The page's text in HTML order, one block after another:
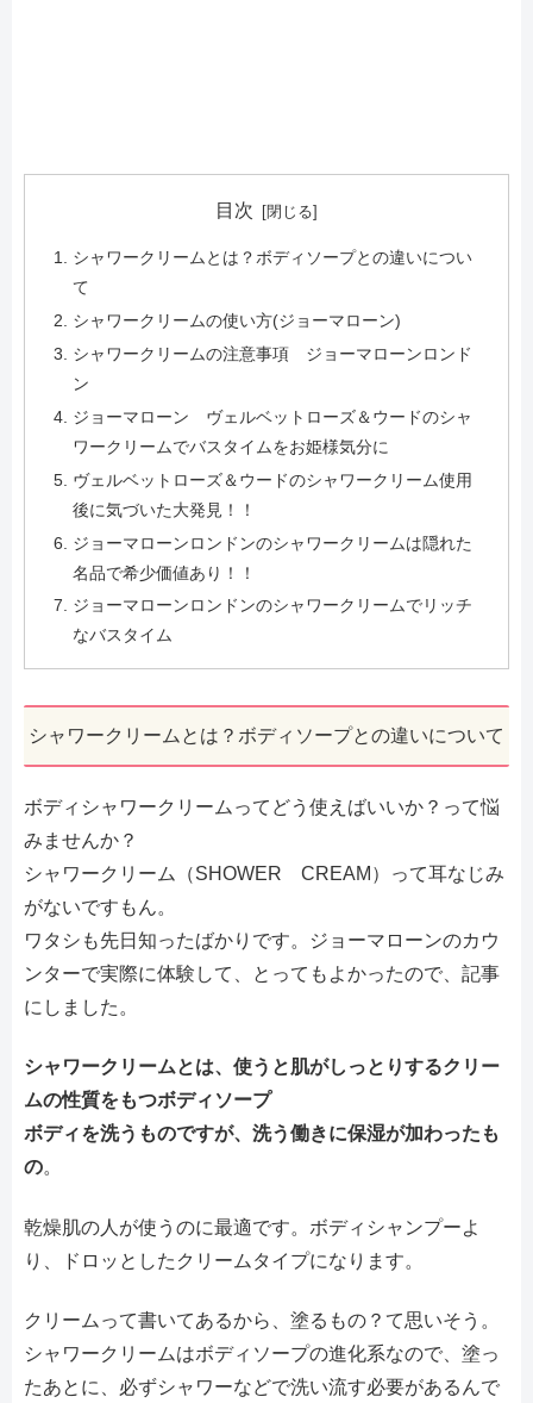
目次
シャワークリームとは？ボディソープとの違いについ
て
シャワークリームの使い方(ジョーマローン)
シャワークリームの注意事項 ジョーマローンロンド
ン
ジョーマローン ヴェルベットローズ＆ウードのシャ
ワークリームでバスタイムをお姫様気分に
ヴェルベットローズ＆ウードのシャワークリーム使用
後に気づいた大発見！！
ジョーマローンロンドンのシャワークリームは隠れた
名品で希少価値あり！！
ジョーマローンロンドンのシャワークリームでリッチ
なバスタイム
シャワークリームとは？ボディソープとの違いについて
ボディシャワークリームってどう使えばいいか？って悩
みませんか？
シャワークリーム（SHOWER CREAM）って耳なじみ
がないですもん。
ワタシも先日知ったばかりです。ジョーマローンのカウ
ンターで実際に体験して、とってもよかったので、記事
にしました。
シャワークリームとは、使うと肌がしっとりするクリー
ムの性質をもつボディソープ
ボディを洗うものですが、洗う働きに保湿が加わったも
の。
乾燥肌の人が使うのに最適です。ボディシャンプーよ
り、ドロッとしたクリームタイプになります。
クリームって書いてあるから、塗るもの？て思いそう。
シャワークリームはボディソープの進化系なので、塗っ
たあとに、必ずシャワーなどで洗い流す必要があるんで